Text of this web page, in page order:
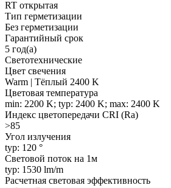
RT открытая
Тип герметизации
Без герметизации
Гарантийный срок
5 год(а)
Светотехнические
Цвет свечения
Warm | Тёплый 2400 K
Цветовая температура
min: 2200 K; typ: 2400 K; max: 2400 K
Индекс цветопередачи CRI (Ra)
>85
Угол излучения
typ: 120 °
Световой поток на 1м
typ: 1530 lm/m
Расчетная световая эффективность